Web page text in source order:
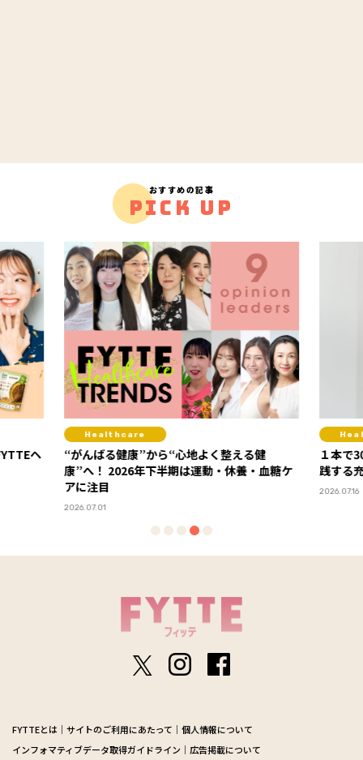
おすすめの記事
PICK UP
ヘ
Healthcare
“がんばる健康”から“心地よく整える健
康”へ！ 2026年下半期は運動・休養・血糖ケ
アに注目
2026.07.01
１本で
践する
2026.07.16
FYTTEとは サイトのご利用にあたって
個人情報について
インフォマティブデータ取得ガイドライン
広告掲載について